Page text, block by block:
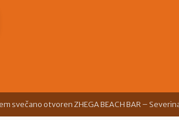
svečano otvoren ZHEGA BEACH BAR –